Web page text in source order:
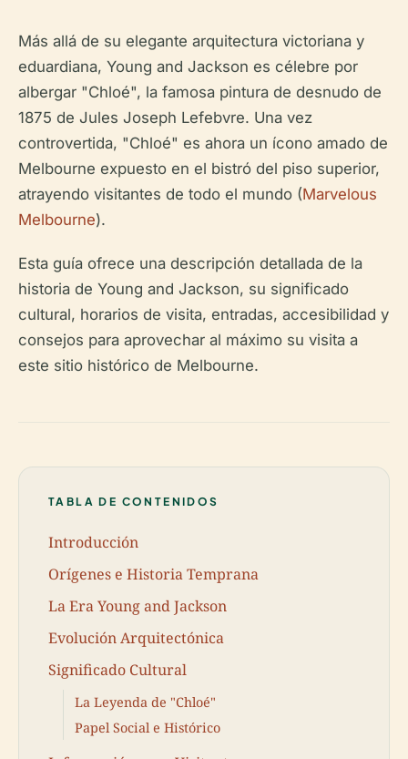
Más allá de su elegante arquitectura victoriana y
eduardiana, Young and Jackson es célebre por
albergar "Chloé", la famosa pintura de desnudo de
1875 de Jules Joseph Lefebvre. Una vez
controvertida, "Chloé" es ahora un ícono amado de
Melbourne expuesto en el bistró del piso superior,
atrayendo visitantes de todo el mundo (Marvelous
Melbourne).
Esta guía ofrece una descripción detallada de la
historia de Young and Jackson, su significado
cultural, horarios de visita, entradas, accesibilidad y
consejos para aprovechar al máximo su visita a
este sitio histórico de Melbourne.
TABLA DE CONTENIDOS
Introducción
Orígenes e Historia Temprana
La Era Young and Jackson
Evolución Arquitectónica
Significado Cultural
La Leyenda de "Chloé"
Papel Social e Histórico